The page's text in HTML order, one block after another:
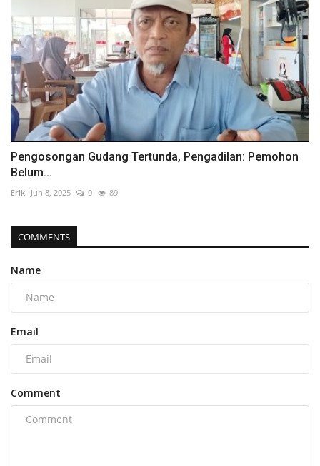
Pengosongan Gudang Tertunda, Pengadilan: Pemohon
Belum...
Erik Jun 8, 2025 0 89
COMMENTS
Name
Email
Comment